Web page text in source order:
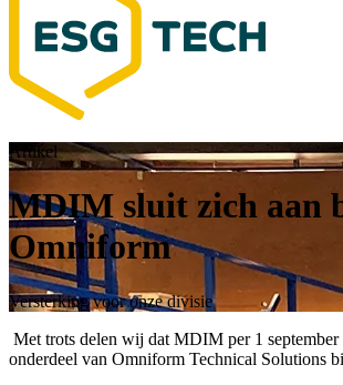
Artikel
MDIM sluit zich aan
Omniform
Versterking voor onze divisie
Met trots delen wij dat MDIM per 1 september
onderdeel van Omniform Technical Solutions